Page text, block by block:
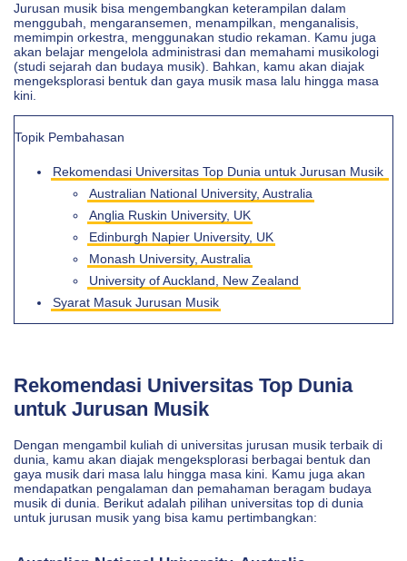
Jurusan musik bisa mengembangkan keterampilan dalam
menggubah, mengaransemen, menampilkan, menganalisis,
memimpin orkestra, menggunakan studio rekaman. Kamu juga
akan belajar mengelola administrasi dan memahami musikologi
(studi sejarah dan budaya musik). Bahkan, kamu akan diajak
mengeksplorasi bentuk dan gaya musik masa lalu hingga masa
kini.
Topik Pembahasan
Rekomendasi Universitas Top Dunia untuk Jurusan Musik
Australian National University, Australia
Anglia Ruskin University, UK
Edinburgh Napier University, UK
Monash University, Australia
University of Auckland, New Zealand
Syarat Masuk Jurusan Musik
Rekomendasi Universitas Top Dunia
untuk Jurusan Musik
Dengan mengambil kuliah di universitas jurusan musik terbaik di
dunia, kamu akan diajak mengeksplorasi berbagai bentuk dan
gaya musik dari masa lalu hingga masa kini. Kamu juga akan
mendapatkan pengalaman dan pemahaman beragam budaya
musik di dunia. Berikut adalah pilihan universitas top di dunia
untuk jurusan musik yang bisa kamu pertimbangkan: